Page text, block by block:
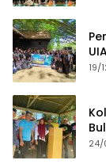
19/
24/